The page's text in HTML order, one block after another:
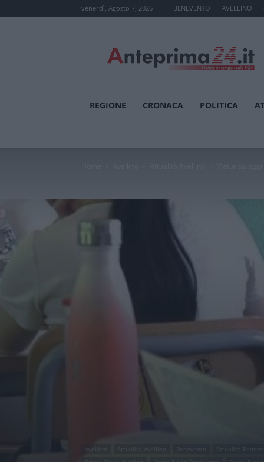
venerdì, Agosto 7, 2026 BENEVENTO AVELLINO
REGIONE CRONACA POLITICA
Avellino